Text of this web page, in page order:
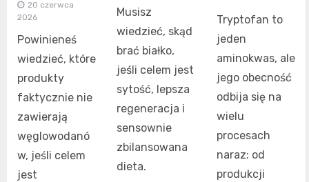
20 czerwca
2026
Powinieneś
wiedzieć, które
produkty
faktycznie nie
zawierają
węglowodanó
w, jeśli celem
jest
Musisz
wiedzieć, skąd
brać białko,
jeśli celem jest
sytość, lepsza
regeneracja i
sensownie
zbilansowana
dieta.
Tryptofan to
jeden
aminokwas, ale
jego obecność
odbija się na
wielu
procesach
naraz: od
produkcji